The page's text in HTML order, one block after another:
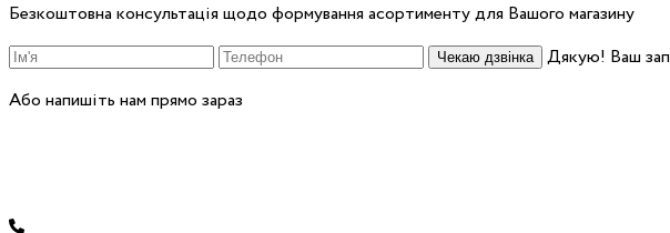
Безкоштовна консультація щодо формування асортименту для Вашого магазину
Чекаю дзвінка
Дякую! Ваш
Або напишіть нам прямо зараз